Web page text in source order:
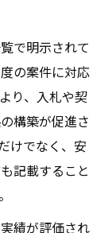
社の選び
評価基準を
み
みとは何
評価方法
で明示されて
の案件に対応
り、入札や契
構築が促進さ
けでなく、安
記載すること
績が評価され